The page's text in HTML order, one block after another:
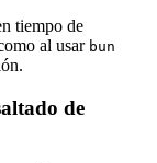
tiempo de
al usar bun
de